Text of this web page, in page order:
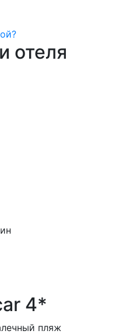
отеля
4*
пляж